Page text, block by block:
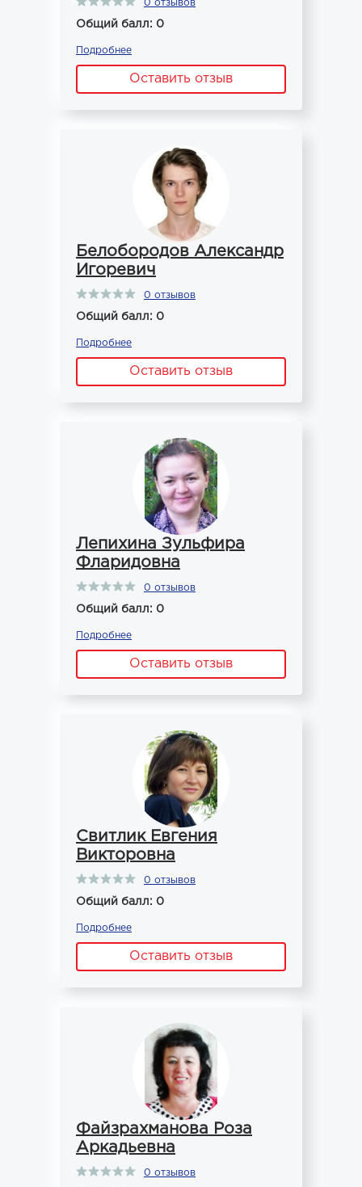
0 отзывов
Общий балл: 0
Подробнее
Оставить отзыв
Белобородов Александр
Игоревич
0 отзывов
Общий балл: 0
Подробнее
Оставить отзыв
Лепихина Зульфира
Фларидовна
0 отзывов
Общий балл: 0
Подробнее
Оставить отзыв
Свитлик Евгения
Викторовна
0 отзывов
Общий балл: 0
Подробнее
Оставить отзыв
Файзрахманова Роза
Аркадьевна
0 отзывов